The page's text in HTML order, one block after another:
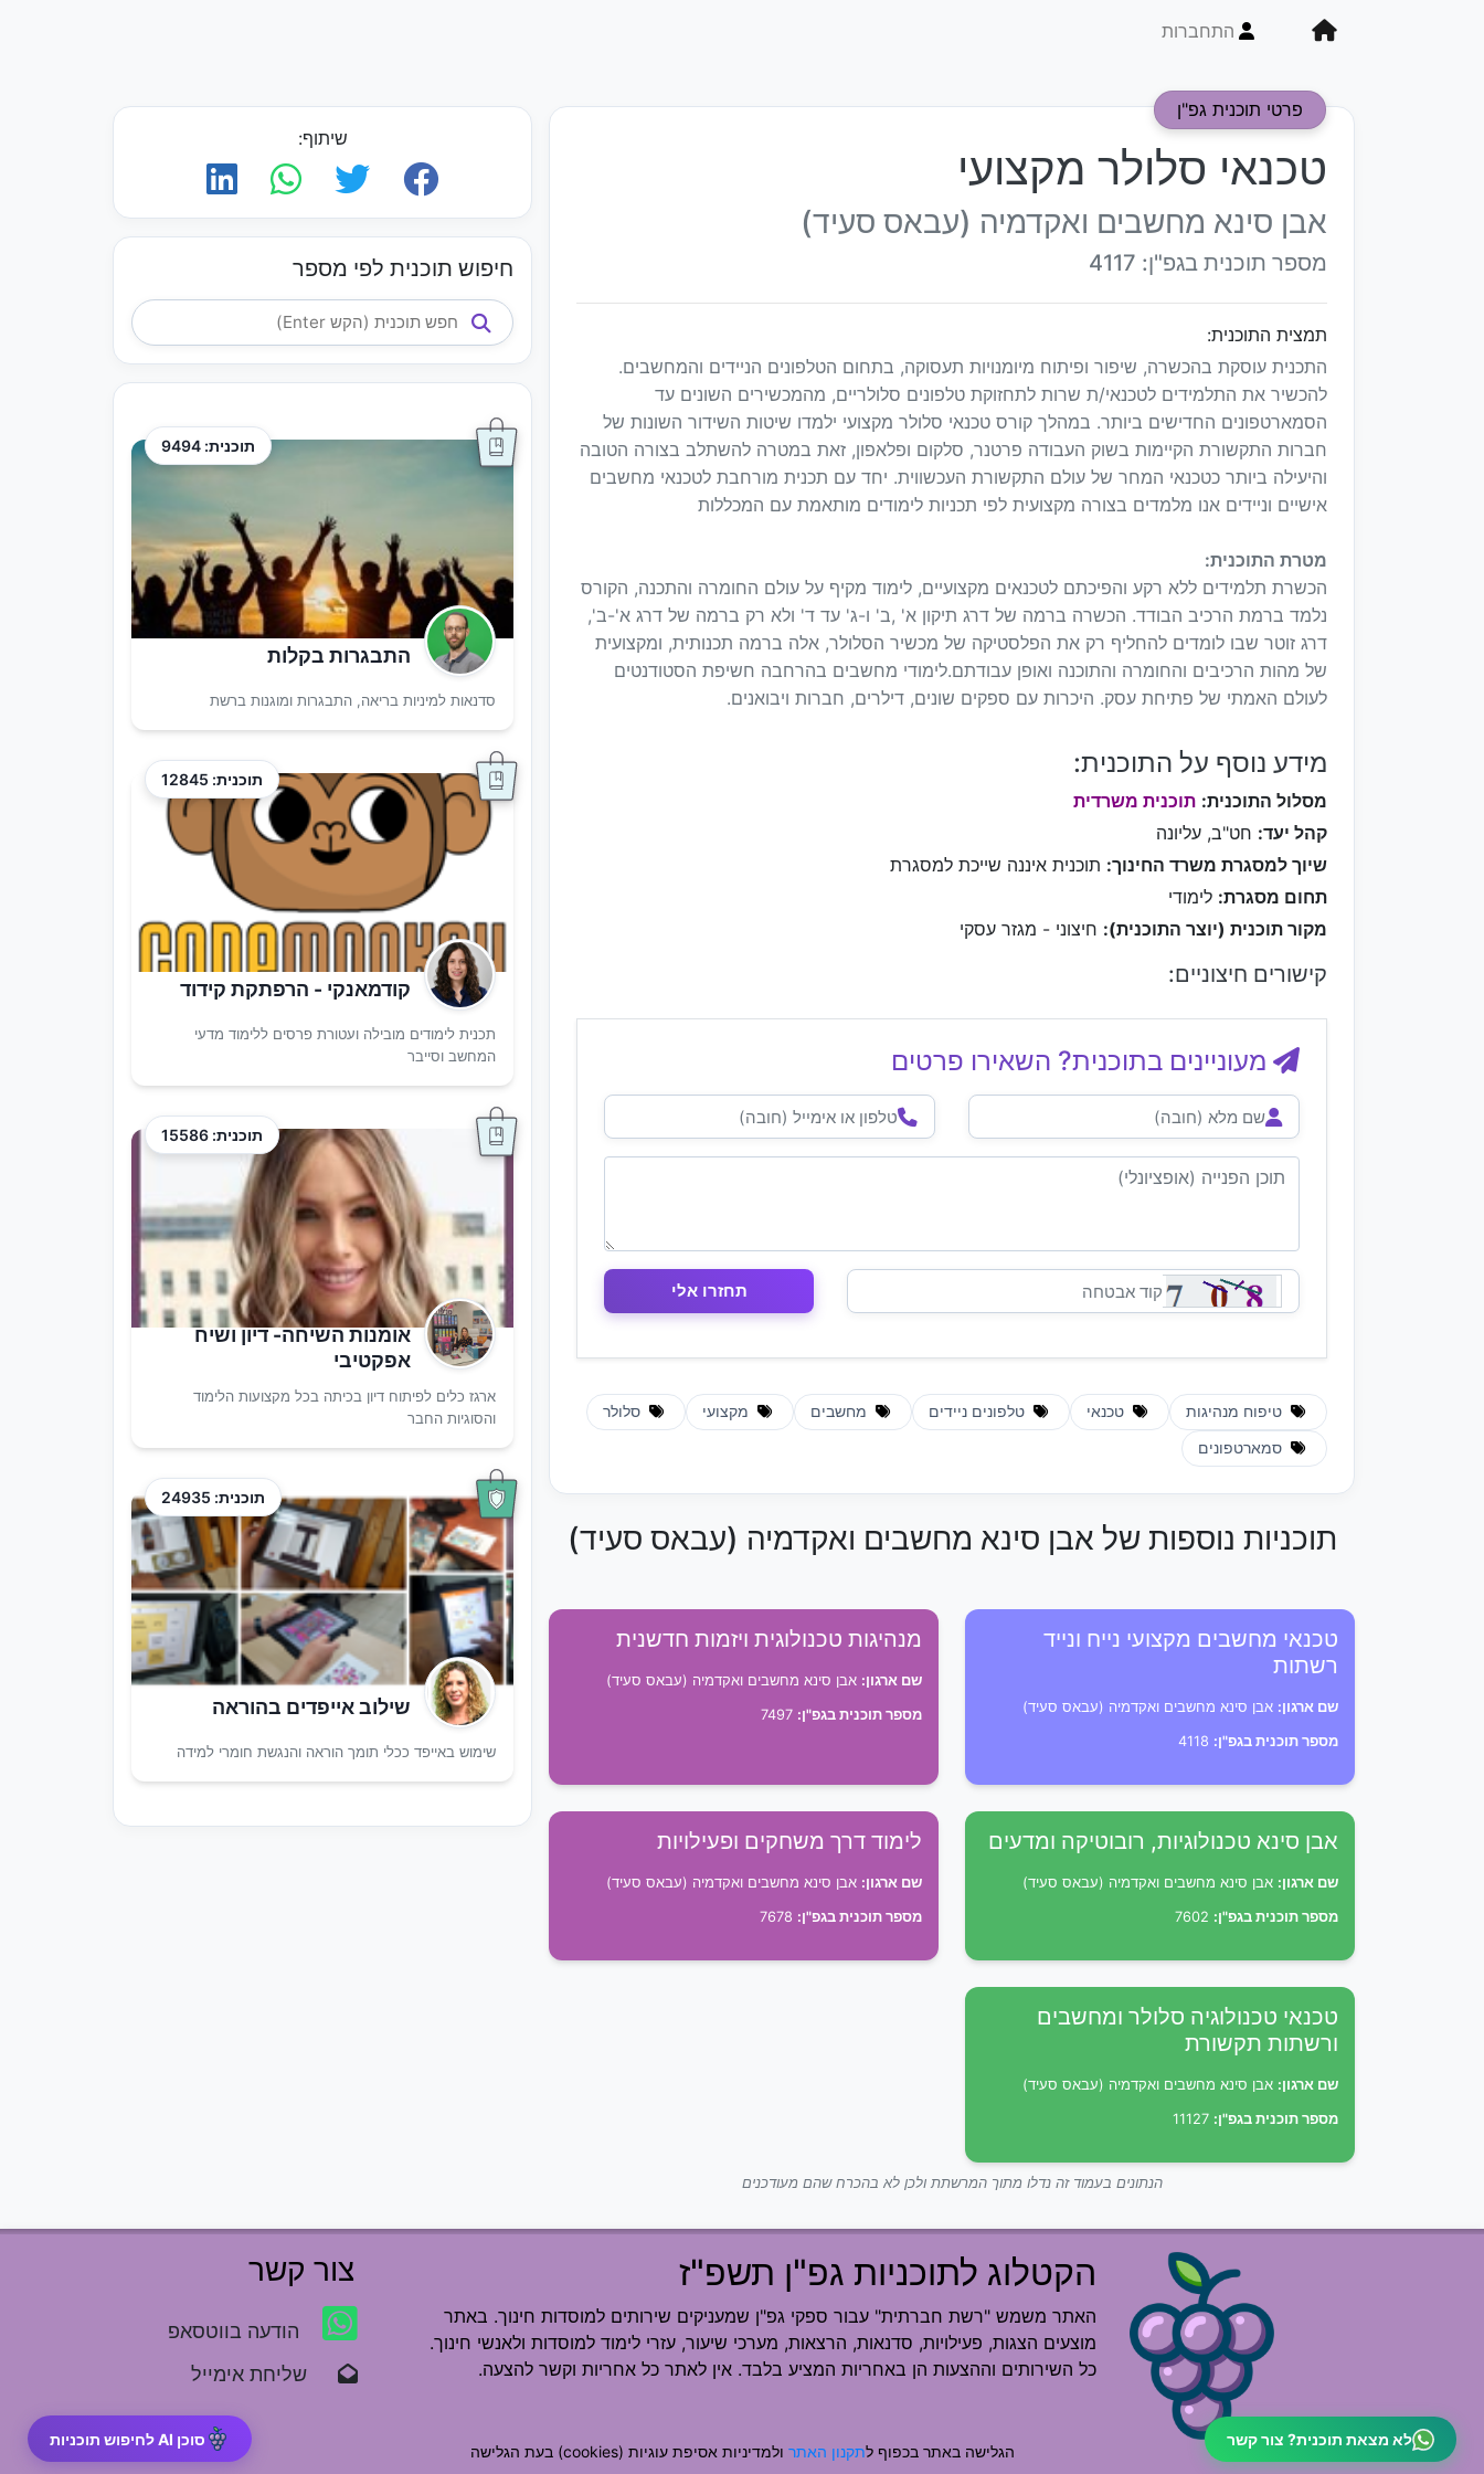
התחברות
פרטי תוכנית גפ"ן
טכנאי סלולר מקצועי
אבן סינא מחשבים ואקדמיה (עבאס סעיד)
מספר תוכנית בגפ"ן: 4117
תמצית התוכנית:
התכנית עוסקת בהכשרה, שיפור ופיתוח מיומנויות תעסוקה, בתחום הטלפונים הניידים והמחשבים.
להכשיר את התלמידים לטכנאי/ת שרות לתחזוקת טלפונים סלולריים, מהמכשירים השונים עד
הסמארטפונים החדישים ביותר. במהלך קורס טכנאי סלולר מקצועי ילמדו שיטות השידור השונות של
חברות התקשורת הקיימות בשוק העבודה פרטנר, סלקום ופלאפון, זאת במטרה להשתלב בצורה הטובה
והיעילה ביותר כטכנאי המחר של עולם התקשורת העכשווית. יחד עם תכנית מורחבת לטכנאי מחשבים
אישיים וניידים אנו מלמדים בצורה מקצועית לפי תכניות לימודים מותאמת עם המכללות
מטרת התוכנית:
הכשרת תלמידים ללא רקע והפיכתם לטכנאים מקצועיים, לימוד מקיף על עולם החומרה והתכנה, הקורס
נלמד ברמת הרכיב הבודד. הכשרה ברמה של דרג תיקון א' ,ב' ו-ג' עד ד' ולא רק ברמה של דרג א'-ב',
דרג זוטר שבו לומדים להחליף רק את הפלסטיקה של מכשיר הסלולר, אלה ברמה תכנותית, ומקצועית
של מהות הרכיבים והחומרה והתוכנה ואופן עבודתם.לימודי מחשבים בהרחבה חשיפת הסטודנטים
לעולם האמתי של פתיחת עסק. היכרות עם ספקים שונים, דילרים, חברות ויבואנים.
מידע נוסף על התוכנית:
מסלול התוכנית: תוכנית משרדית
קהל יעד: חט"ב, עליונה
שיוך למסגרת משרד החינוך: תוכנית איננה שייכת למסגרת
תחום מסגרת: לימודי
מקור תוכנית (יוצר התוכנית): חיצוני - מגזר עסקי
קישורים חיצוניים:
מעוניינים בתוכנית? השאירו פרטים
טיפוח מנהיגות טכנאי טלפונים ניידים מחשבים מקצועי סלולר
סמארטפונים
תוכניות נוספות של אבן סינא מחשבים ואקדמיה (עבאס סעיד)
טכנאי מחשבים מקצועי נייח ונייד
רשתות
שם ארגון: אבן סינא מחשבים ואקדמיה (עבאס סעיד)
מספר תוכנית בגפ"ן:
מנהיגות טכנולוגית ויזמות חדשנית
שם ארגון: אבן סינא מחשבים ואקדמיה (עבאס סעיד)
מספר תוכנית בגפ"ן:
אבן סינא טכנולוגיות, רובוטיקה ומדעים
שם ארגון: אבן סינא מחשבים ואקדמיה (עבאס סעיד)
מספר תוכנית בגפ"ן:
לימוד דרך משחקים ופעילויות
שם ארגון: אבן סינא מחשבים ואקדמיה (עבאס סעיד)
מספר תוכנית בגפ"ן:
טכנאי טכנולוגיה סלולר ומחשבים
ורשתות תקשורת
שם ארגון: אבן סינא מחשבים ואקדמיה (עבאס סעיד)
מספר תוכנית בגפ"ן:
הנתונים בעמוד זה נדלו מתוך המרשתת ולכן לא בהכרח שהם מעודכנים
שיתוף:
חיפוש תוכנית לפי מספר
תוכנית: 9494
התבגרות בקלות
סדנאות למיניות בריאה, התבגרות ומוגנות ברשת
תוכנית: 12845
קודמאנקי - הרפתקת קידוד
תכנית לימודים מובילה ועטורת פרסים ללימוד מדעי
המחשב וסייבר
תוכנית: 15586
אומנות השיחה- דיון ושיח
אפקטיבי
ארגז כלים לפיתוח דיון בכיתה בכל מקצועות הלימוד
והסוגיות החבר
תוכנית: 24935
שילוב אייפדים בהוראה
שימוש באייפד ככלי תומך הוראה והנגשת חומרי למידה
לא מצאת תוכנית? צור קשר סוכן AI לחיפוש תוכניות
הקטלוג לתוכניות גפ"ן תשפ"ז
האתר משמש "רשת חברתית" עבור ספקי גפ"ן שמעניקים שירותים למוסדות חינוך. באתר
מוצעים הצגות, פעילויות, סדנאות, הרצאות, מערכי שיעור, עזרי לימוד למוסדות ולאנשי חינוך.
כל השירותים וההצעות הן באחריות המציע בלבד. אין לאתר כל אחריות וקשר להצעה.
צור קשר
הודעה בווטסאפ
שליחת אימייל
הגלישה באתר בכפוף לתקנון האתר ולמדיניות אסיפת עוגיות (cookies) בעת הגלישה